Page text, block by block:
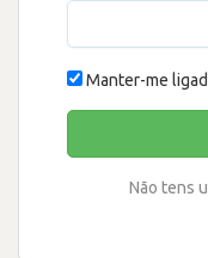
Manter-me
Não tens